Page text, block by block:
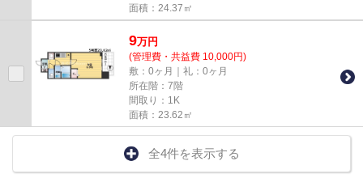
面積：24.37㎡
9万円
(管理費・共益費 10,000円)
敷：0ヶ月｜礼：0ヶ月
所在階：7階
間取り：1K
面積：23.62㎡
全4件を表示する